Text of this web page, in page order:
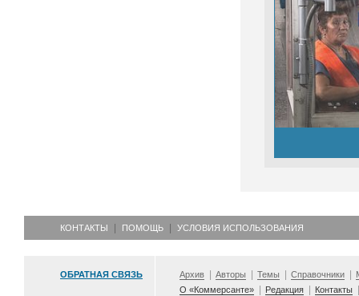
КОНТАКТЫ ПОМОЩЬ УСЛОВИЯ ИСПОЛЬЗОВАНИЯ
ОБРАТНАЯ СВЯЗЬ Архив Авторы Темы Справочники
О «Коммерсанте»
Редакция Контакты